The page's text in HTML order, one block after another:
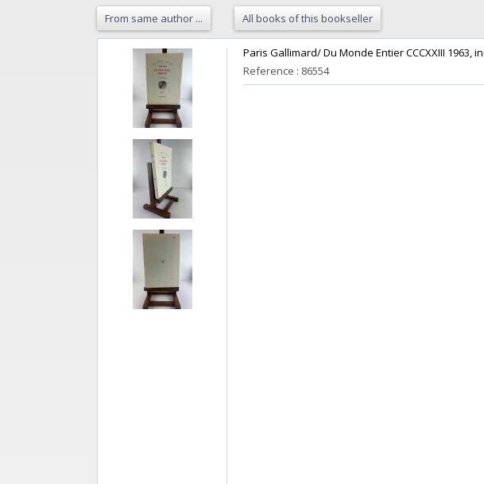
From same author ... All books of this bookseller
‎Paris Gallimard/ Du Monde Entier CCCXXIII 1963,
Reference : 86554